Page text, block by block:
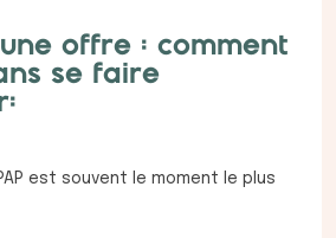
offre : comment
se faire
est souvent le moment le plus